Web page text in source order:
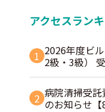
アクセスラン
1 2026年度ビ
2級・3級）
2 病院清掃受
のお知らせ【